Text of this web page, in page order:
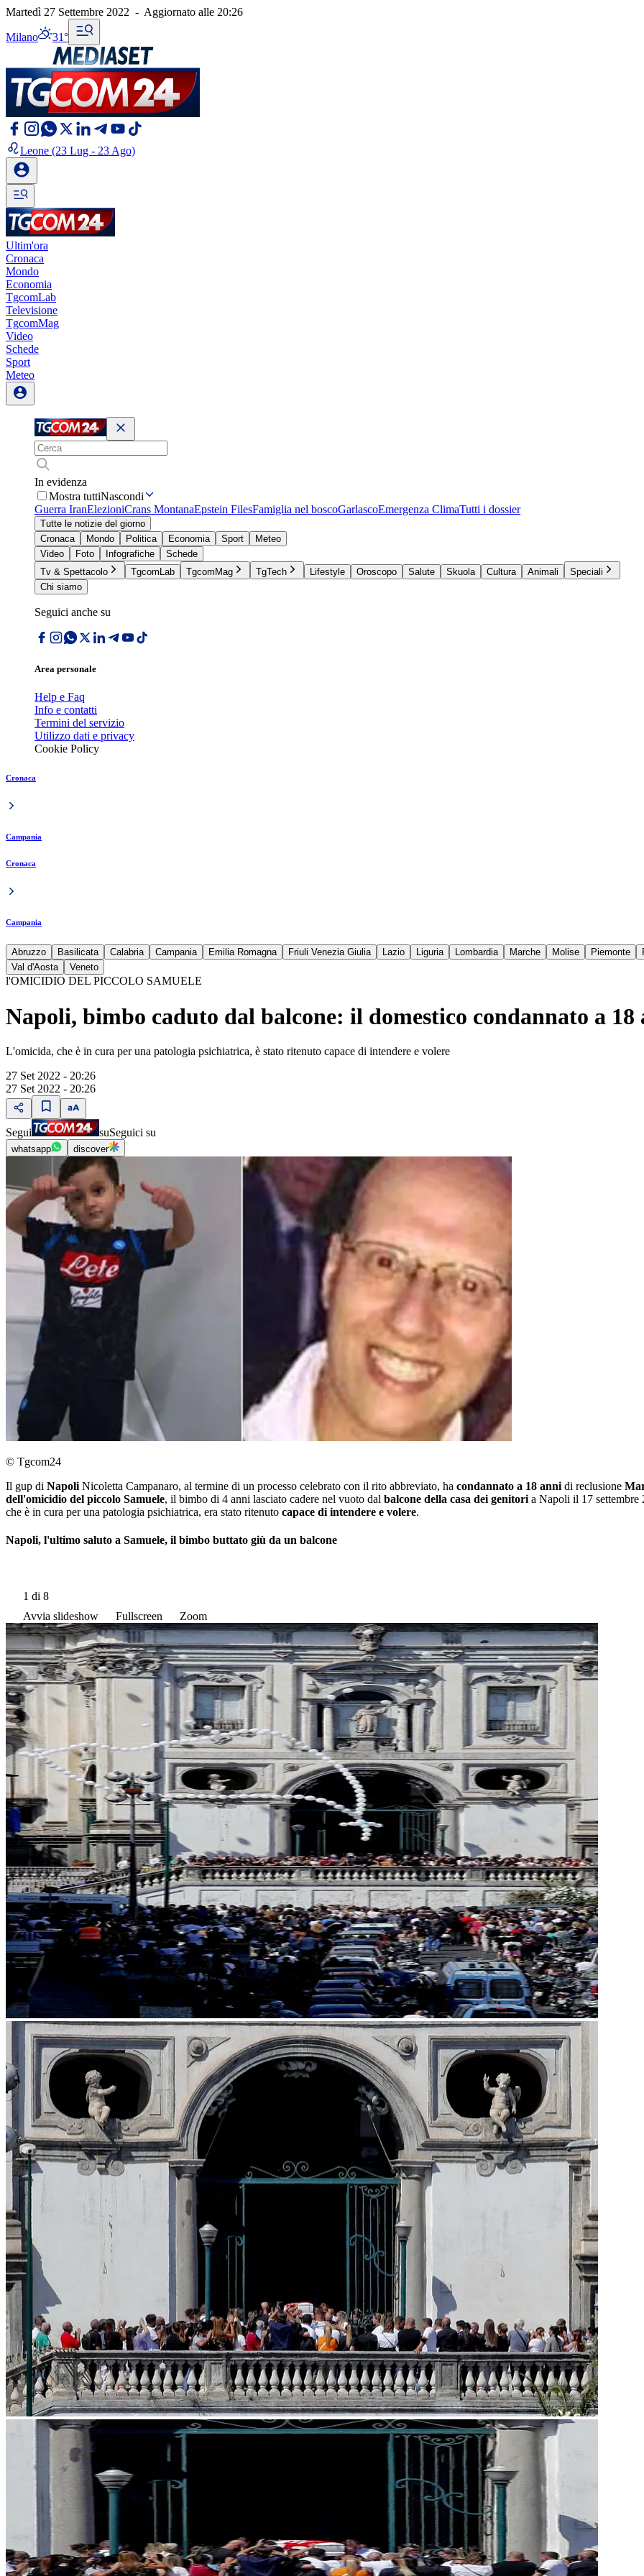
Martedì 27 Settembre 2022 - Aggiornato alle 20:26
Milano 31°
Leone (23 Lug - 23 Ago)
Ultim'ora
Cronaca
Mondo
Economia
TgcomLab
Televisione
TgcomMag
Video
Schede
Sport
Meteo
In evidenza
Mostra tuttiNascondi
Guerra IranElezioniCrans MontanaEpstein FilesFamiglia nel boscoGarlascoEmergenza ClimaTutti i dossier
Tutte le notizie del giorno
Cronaca
Mondo Politica Economia Sport
Meteo
Video
Foto Infografiche
Schede
Tv & Spettacolo
TgcomLab TgcomMag TgTech Lifestyle Oroscopo Salute Skuola Cultura Animali
Speciali
Chi siamo
Seguici anche su
Area personale
Help e Faq
Info e contatti
Termini del servizio
Utilizzo dati e privacy
Cookie Policy
Cronaca
Campania
Cronaca
Campania
Abruzzo Basilicata Calabria Campania Emilia Romagna Friuli Venezia Giulia Lazio Liguria Lombardia Marche Molise Piemonte
Val d'Aosta
Veneto
l'OMICIDIO DEL PICCOLO SAMUELE
Napoli, bimbo caduto dal balcone: il domestico condannato a 18
L'omicida, che è in cura per una patologia psichiatrica, è stato ritenuto capace di intendere e volere
27 Set 2022 - 20:26
27 Set 2022 - 20:26
Segui suSeguici su
whatsapp discover
© Tgcom24
Il gup di Napoli Nicoletta Campanaro, al termine di un processo celebrato con il rito abbreviato, ha condannato a 18 anni di reclusione
dell'omicidio del piccolo Samuele, il bimbo di 4 anni lasciato cadere nel vuoto dal balcone della casa dei genitori a Napoli il 17 settembre
che è in cura per una patologia psichiatrica, era stato ritenuto capace di intendere e volere.
Napoli, l'ultimo saluto a Samuele, il bimbo buttato giù da un balcone
1 di 8
Avvia slideshow
Fullscreen Zoom